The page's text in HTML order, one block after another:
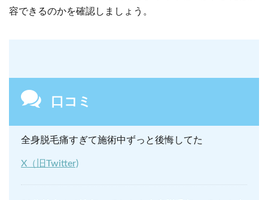
容できるのかを確認しましょう。
口コミ
全身脱毛痛すぎて施術中ずっと後悔してた
X（旧Twitter)